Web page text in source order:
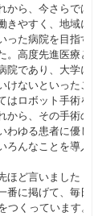
ら、今さらでは
やすく、地域に
た病院を目指す
高度先進医療と
であり、大学に
ないといったこ
ロボット手術を
ら、その手術の
ゆる患者に優し
んなことを導入
ほど言いました
に掲げて、毎日
つくっています。